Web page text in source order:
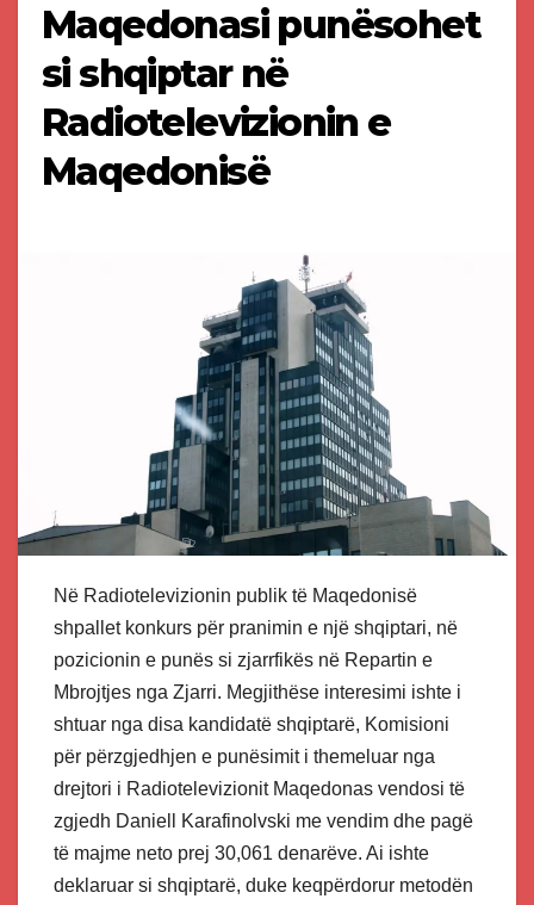
Maqedonasi punësohet
si shqiptar në
Radiotelevizionin e
Maqedonisë
Në Radiotelevizionin publik të Maqedonisë
shpallet konkurs për pranimin e një shqiptari, në
pozicionin e punës si zjarrfikës në Repartin e
Mbrojtjes nga Zjarri. Megjithëse interesimi ishte i
shtuar nga disa kandidatë shqiptarë, Komisioni
për përzgjedhjen e punësimit i themeluar nga
drejtori i Radiotelevizionit Maqedonas vendosi të
zgjedh Daniell Karafinolvski me vendim dhe pagë
të majme neto prej 30,061 denarëve. Ai ishte
deklaruar si shqiptarë, duke keqpërdorur metodën